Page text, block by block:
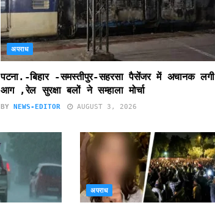
अपराध
पटना.-बिहार -समस्तीपुर-सहरसा पैसेंजर में अचानक लगी
आग ,रेल सुरक्षा बलों ने सम्हाला मोर्चा
BY NEWS-EDITOR AUGUST 3, 2026
अपराध